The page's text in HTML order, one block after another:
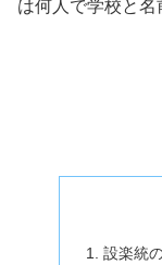
は何人で学校と名
設楽統